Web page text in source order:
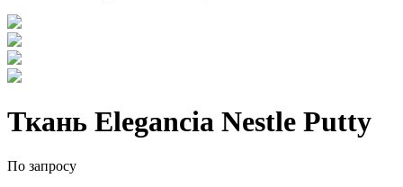
Ткань Elegancia Nestle Putty
По запросу